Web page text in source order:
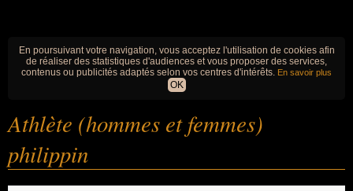
En poursuivant votre navigation, vous acceptez l'utilisation de cookies afin
de réaliser des statistiques d'audiences et vous proposer des services,
contenus ou publicités adaptés selon vos centres d'intérêts. En savoir plus
OK
Athlète (hommes et femmes)
philippin